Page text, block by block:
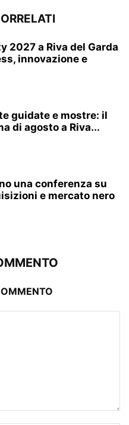
2027 a Riva del Garda
innovazione e
guidate e mostre: il
di agosto a Riva...
una conferenza su
e mercato nero